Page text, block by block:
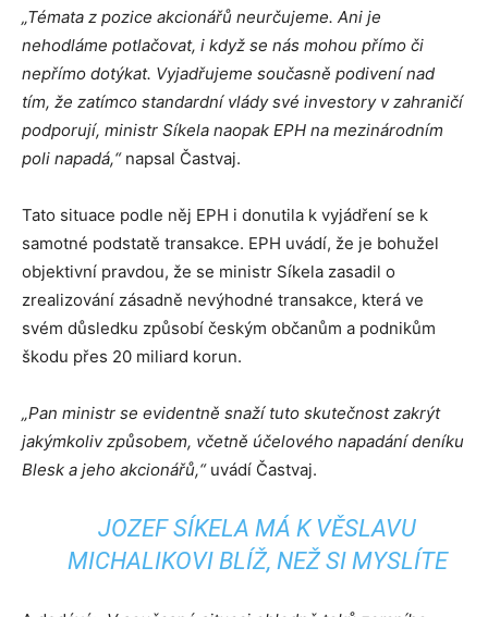
„Témata z pozice akcionářů neurčujeme. Ani je
nehodláme potlačovat, i když se nás mohou přímo či
nepřímo dotýkat. Vyjadřujeme současně podivení nad
tím, že zatímco standardní vlády své investory v zahraničí
podporují, ministr Síkela naopak EPH na mezinárodním
poli napadá,“napsal Častvaj.
Tato situace podle něj EPH i donutila k vyjádření se k
samotné podstatě transakce. EPH uvádí, že je bohužel
objektivní pravdou, že se ministr Síkela zasadil o
zrealizování zásadně nevýhodné transakce, která ve
svém důsledku způsobí českým občanům a podnikům
škodu přes 20 miliard korun.
„Pan ministr se evidentně snaží tuto skutečnost zakrýt
jakýmkoliv způsobem, včetně účelového napadání deníku
Blesk a jeho akcionářů,“uvádí Častvaj.
JOZEF SÍKELA MÁ K VĚSLAVU
MICHALIKOVI BLÍŽ, NEŽ SI MYSLÍTE